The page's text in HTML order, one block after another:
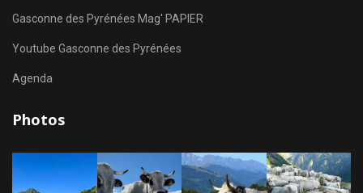
Gasconne des Pyrénées Mag' PAPIER
Youtube Gasconne des Pyrénées
Agenda
Photos